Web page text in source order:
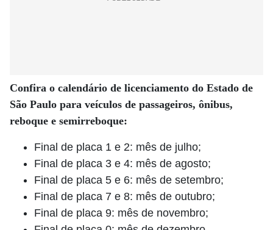
Confira o calendário de licenciamento do Estado de
São Paulo para veículos de passageiros, ônibus,
reboque e semirreboque:
Final de placa 1 e 2: mês de julho;
Final de placa 3 e 4: mês de agosto;
Final de placa 5 e 6: mês de setembro;
Final de placa 7 e 8: mês de outubro;
Final de placa 9: mês de novembro;